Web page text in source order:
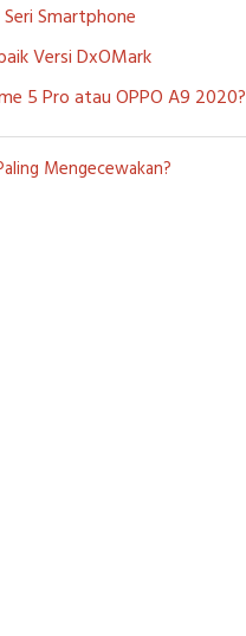
Smartphone
Versi DxOMark
5 Pro atau OPPO A9 2020?
Mengecewakan?